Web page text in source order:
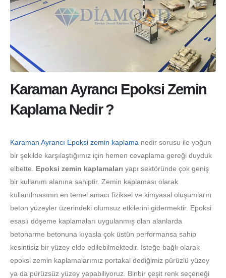
Karaman Ayrancı Epoksi Zemin
Kaplama Nedir ?
Karaman Ayrancı Epoksi zemin kaplama nedir sorusu ile yoğun
bir şekilde karşılaştığımız için hemen cevaplama gereği duyduk
elbette. Epoksi zemin kaplamaları yapı sektöründe çok geniş
bir kullanım alanına sahiptir. Zemin kaplaması olarak
kullanılmasının en temel amacı fiziksel ve kimyasal oluşumların
beton yüzeyler üzerindeki olumsuz etkilerini gidermektir. Epoksi
esaslı döşeme kaplamaları uygulanmış olan alanlarda
betonarme betonuna kıyasla çok üstün performansa sahip
kesintisiz bir yüzey elde edilebilmektedir. İsteğe bağlı olarak
epoksi zemin kaplamalarımız portakal dediğimiz pürüzlü yüzey
ya da pürüzsüz yüzey yapabiliyoruz. Binbir çeşit renk seçeneği